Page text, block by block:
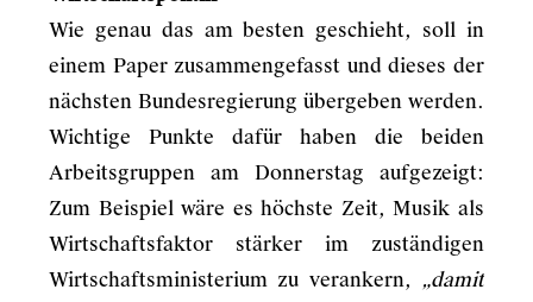
Wie genau das am besten geschieht, soll in
einem Paper zusammengefasst und dieses der
nächsten Bundesregierung übergeben werden.
Wichtige Punkte dafür haben die beiden
Arbeitsgruppen am Donnerstag aufgezeigt:
Zum Beispiel wäre es höchste Zeit, Musik als
Wirtschaftsfaktor stärker im zuständigen
Wirtschaftsministerium zu verankern, „damit